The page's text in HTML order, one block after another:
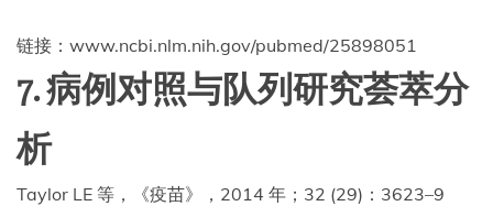
链接：www.ncbi.nlm.nih.gov/pubmed/25898051
7. 病例对照与队列研究荟萃分
析
Taylor LE 等，《疫苗》，2014 年；32 (29)：3623–9